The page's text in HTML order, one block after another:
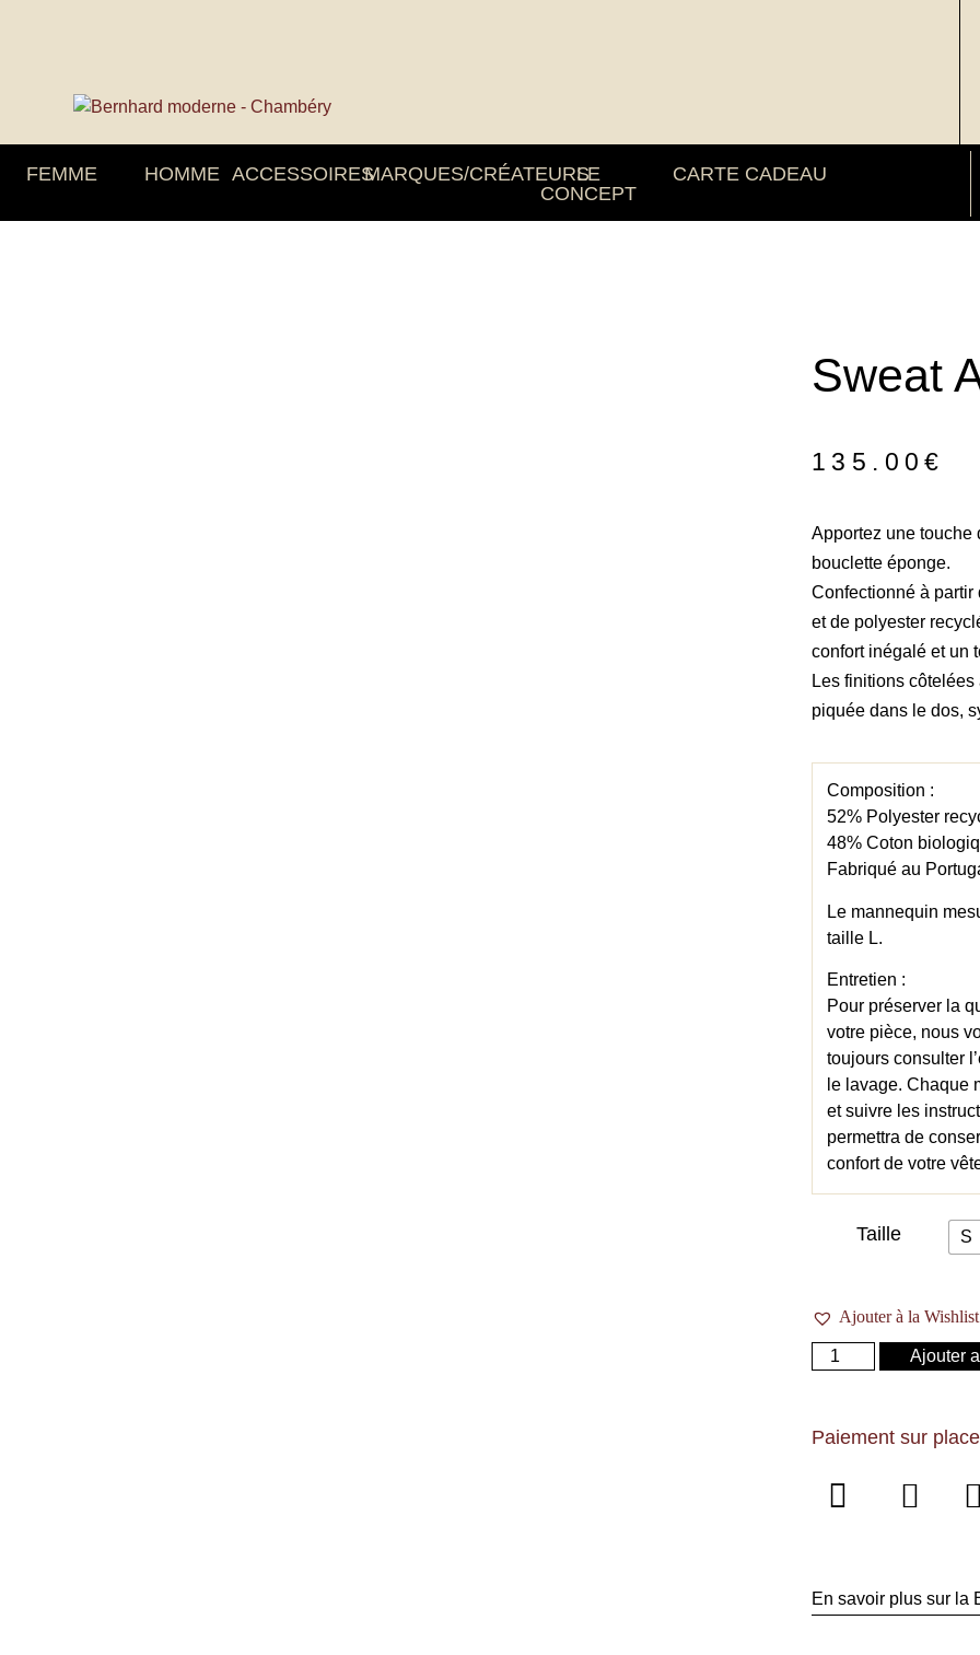
FEMME HOMME ACCESSOIRESMARQUES/CRÉATEURSLE
CONCEPT
CARTE CADEAU
Sweat
135.00€
Apportez une touche
bouclette éponge.
Confectionné à partir
et de polyester
confort inégalé et un
Les finitions
piquée dans le dos,
Composition :
52% Polyester
48% Coton
Fabriqué au
Le mannequin
taille L.
Entretien :
Pour préserver la
votre pièce, nous
toujours consulter
le lavage. Chaque
et suivre les
permettra de
confort de votre
Taille S
Ajouter à la Wishlist
Ajouter
Paiement sur
En savoir plus sur la